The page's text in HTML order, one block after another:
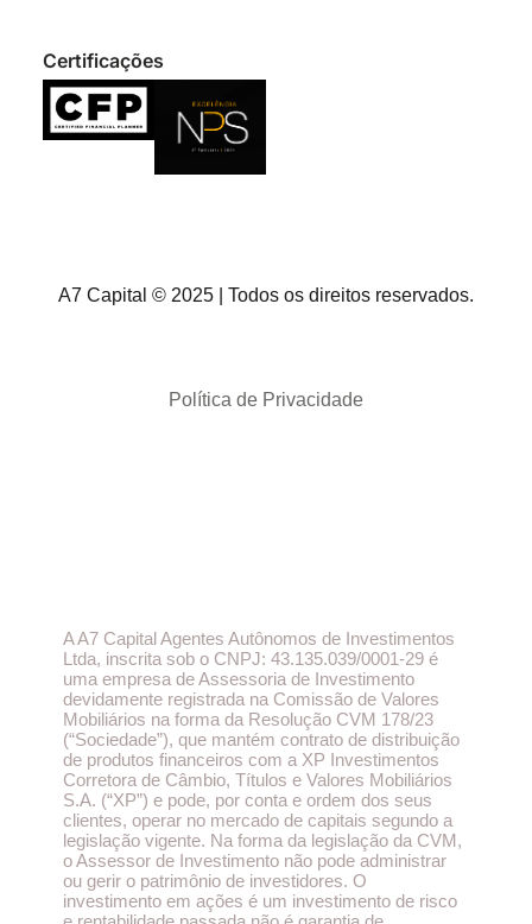
Certificações
A7 Capital © 2025 | Todos os direitos reservados.
Política de Privacidade
A A7 Capital Agentes Autônomos de Investimentos
Ltda, inscrita sob o CNPJ: 43.135.039/0001-29 é
uma empresa de Assessoria de Investimento
devidamente registrada na Comissão de Valores
Mobiliários na forma da Resolução CVM 178/23
(“Sociedade”), que mantém contrato de distribuição
de produtos financeiros com a XP Investimentos
Corretora de Câmbio, Títulos e Valores Mobiliários
S.A. (“XP”) e pode, por conta e ordem dos seus
clientes, operar no mercado de capitais segundo a
legislação vigente. Na forma da legislação da CVM,
o Assessor de Investimento não pode administrar
ou gerir o patrimônio de investidores. O
investimento em ações é um investimento de risco